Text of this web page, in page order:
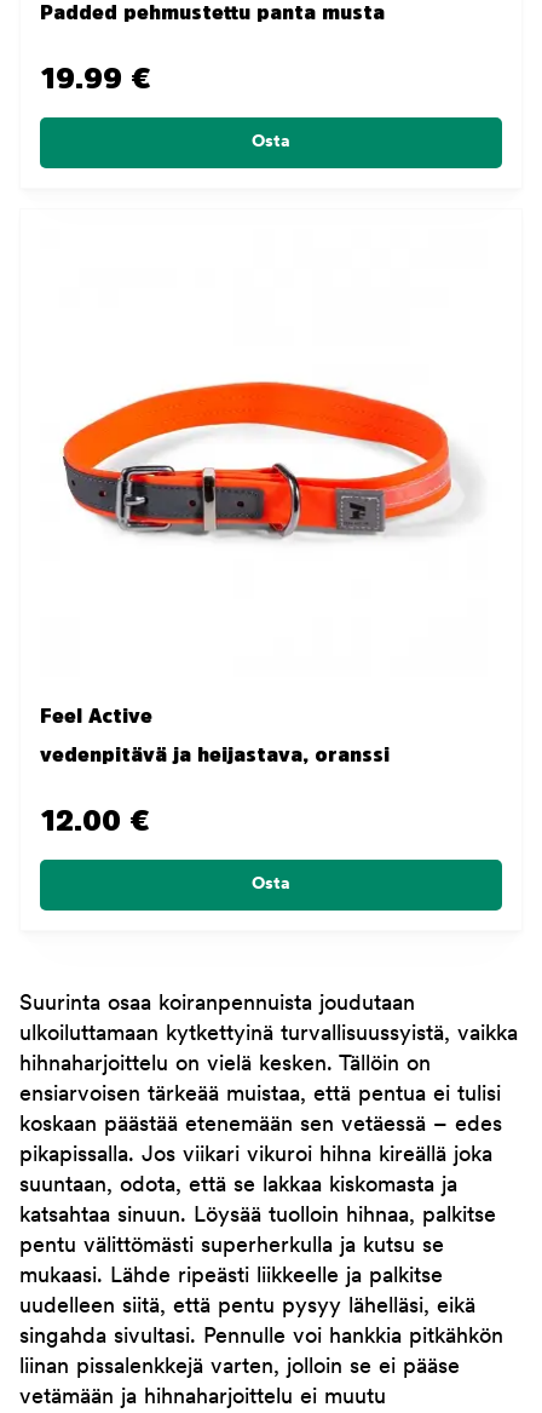
Padded pehmustettu panta musta
19.99 €
Osta
Feel Active
vedenpitävä ja heijastava, oranssi
12.00 €
Osta
Suurinta osaa koiranpennuista joudutaan
ulkoiluttamaan kytkettyinä turvallisuussyistä, vaikka
hihnaharjoittelu on vielä kesken. Tällöin on
ensiarvoisen tärkeää muistaa, että pentua ei tulisi
koskaan päästää etenemään sen vetäessä – edes
pikapissalla. Jos viikari vikuroi hihna kireällä joka
suuntaan, odota, että se lakkaa kiskomasta ja
katsahtaa sinuun. Löysää tuolloin hihnaa, palkitse
pentu välittömästi superherkulla ja kutsu se
mukaasi. Lähde ripeästi liikkeelle ja palkitse
uudelleen siitä, että pentu pysyy lähelläsi, eikä
singahda sivultasi. Pennulle voi hankkia pitkähkön
liinan pissalenkkejä varten, jolloin se ei pääse
vetämään ja hihnaharjoittelu ei muutu